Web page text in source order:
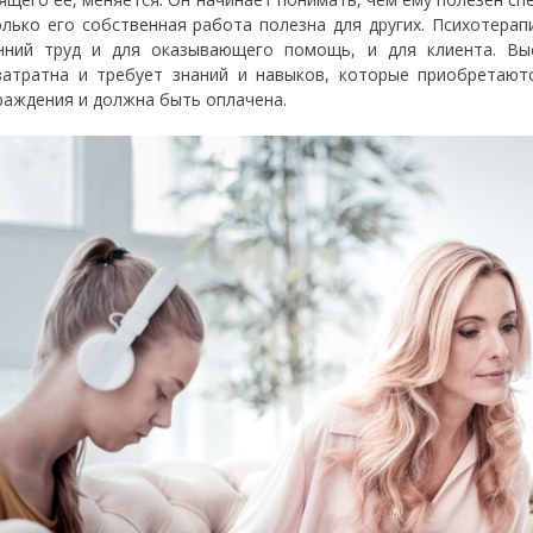
его собственная работа полезна для других.
труд и для оказывающего помощь, и для клиента.
и требует знаний и навыков, которые
и должна быть оплачена.